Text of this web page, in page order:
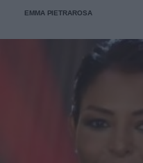
EMMA PIETRAROSA